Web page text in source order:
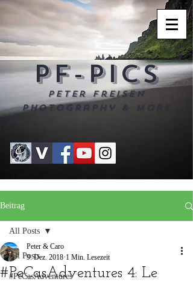
PF-PICS
Peter Freisen
Photography & more
Beitrag
All Posts
#PeCasAdventures
All Posts
#PeCasAdventures 4: Le
Peter & Caro
9. Dez. 2018 1 Min. Lesezeit